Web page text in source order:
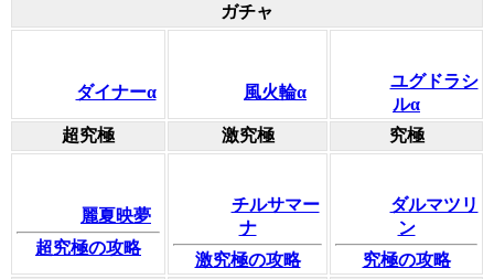
ガチャ
ダイナーα 風火輪α
ユグドラシ
ルα
超究極
激究極 究極
麗夏映夢
超究極の攻略
チルサマー
ナ
激究極の攻略
ダルマツリ
ン
究極の攻略